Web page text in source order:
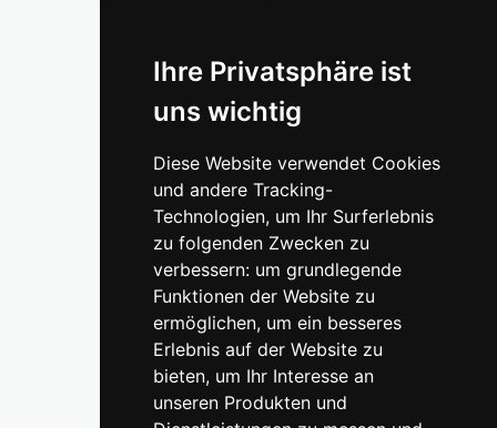
Ihre Privatsphäre ist
uns wichtig
Diese Website verwendet Cookies
und andere Tracking-
Technologien, um Ihr Surferlebnis
zu folgenden Zwecken zu
verbessern: um grundlegende
Funktionen der Website zu
ermöglichen, um ein besseres
Erlebnis auf der Website zu
bieten, um Ihr Interesse an
unseren Produkten und
Soziale Medien
Facebook
Threads
Pinterest
Populäre Reiseziele
Berlin
München
Wien
Paris
Genf
Frankfurt